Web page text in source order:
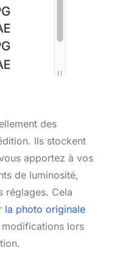
des
Ils stockent
apportez à vos
de luminosité,
réglages. Cela
la photo originale
lors